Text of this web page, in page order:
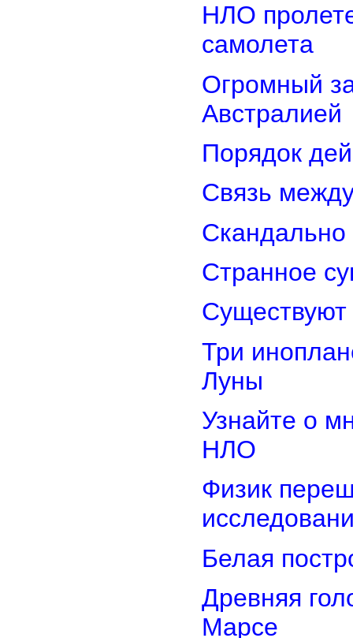
НЛО
самолета
Огромный
Австралией
Порядок
Связь
Странное
Три
Луны
Узнайте о
НЛО
Физик
Белая
Древняя
Марсе